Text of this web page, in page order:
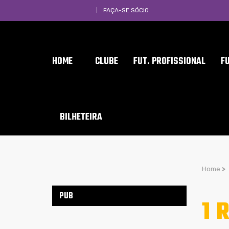
FAÇA-SE SÓCIO
HOME CLUBE FUT. PROFISSIONAL
BILHETEIRA
Home >
1
PUB